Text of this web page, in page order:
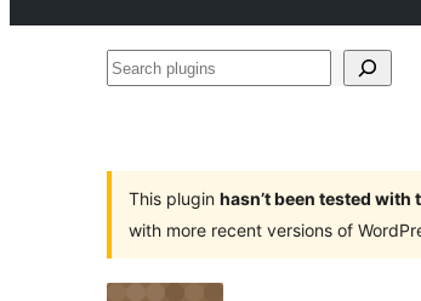
Search
This plugin hasn’t been tested
with more recent versions of